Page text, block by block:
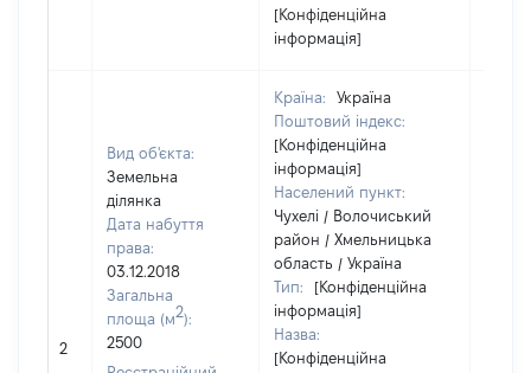
[Конфіденційна
інформація]
2
Вид об'єкта:
Земельна
ділянка
Дата набуття
права:
03.12.2018
Загальна
площа (м2):
2500
Країна:
Україна
Поштовий індекс:
[Конфіденційна
інформація]
Населений пункт:
Чухелі / Волочиський
район / Хмельницька
область / Україна
Тип:
[Конфіденційна
інформація]
Назва:
[Конфіденційна